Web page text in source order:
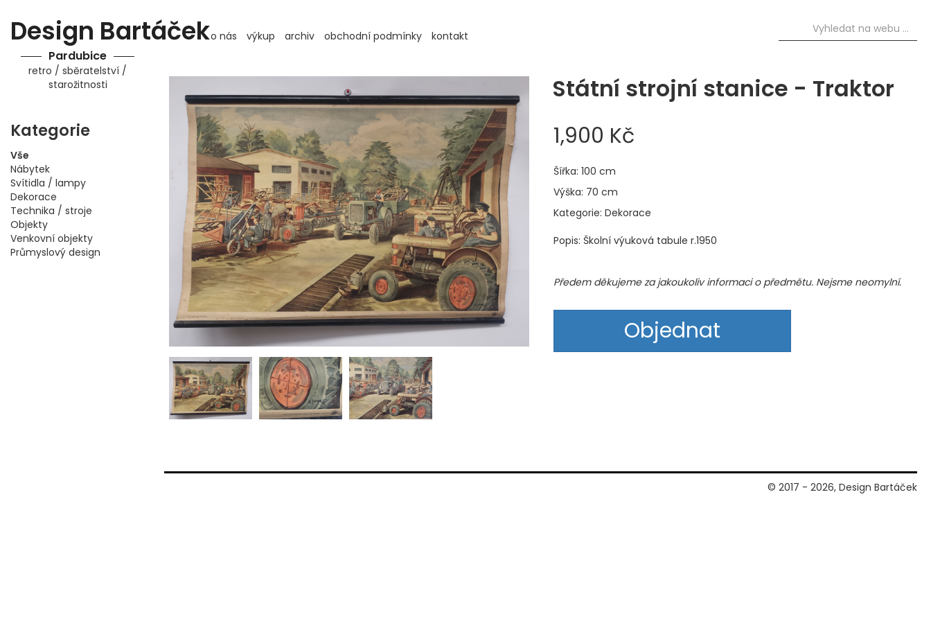
Design Bartáček
Pardubice
retro / sběratelství /
starožitnosti
Kategorie
Vše
Nábytek
Svítidla / lampy
Dekorace
Technika / stroje
Objekty
Venkovní objekty
Průmyslový design
o nás výkup archiv obchodní podmínky kontakt
Státní strojní stanice - Traktor
1,900 Kč
Šířka: 100 cm
Výška: 70 cm
Kategorie: Dekorace
Popis: Školní výuková tabule r.1950
Předem děkujeme za jakoukoliv informaci o předmětu. Nejsme neomylní.
Objednat
© 2017 - 2026, Design Bartáček